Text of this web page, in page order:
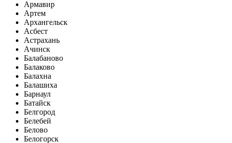
Армавир
Артем
Архангельск
Асбест
Астрахань
Ачинск
Балабаново
Балаково
Балахна
Балашиха
Барнаул
Батайск
Белгород
Белебей
Белово
Белогорск